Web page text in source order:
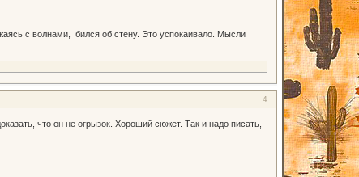
с волнами, бился об стену. Это успокаивало. Мысли
4
что он не огрызок. Хороший сюжет. Так и надо писать,